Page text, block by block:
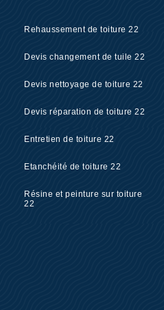
Rehaussement de toiture 22
Devis changement de tuile 22
Devis nettoyage de toiture 22
Devis réparation de toiture 22
Entretien de toiture 22
Etanchéité de toiture 22
Résine et peinture sur toiture
22